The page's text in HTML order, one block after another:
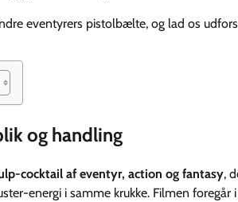
eventyrers pistolbælte, og lad os
og handling
cocktail af eventyr, action og fantasy,
energi i samme krukke. Filmen foregår